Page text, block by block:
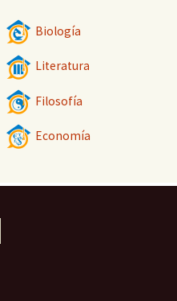
Biología
Literatura
Filosofía
Economía